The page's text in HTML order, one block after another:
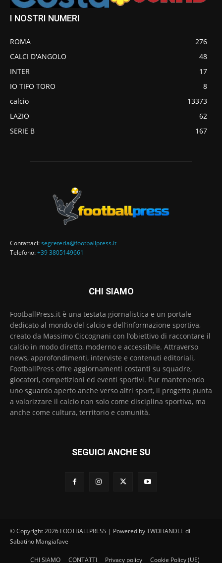
I NOSTRI NUMERI
ROMA
276
CALCI D'ANGOLO
48
INTER
17
IO TIFO TORO
8
calcio
13373
LAZIO
62
SERIE B
167
Contattaci:segreteria@footballpress.it
Telefono:+39 3805149661
CHI SIAMO
FootballPress.it è una testata giornalistica e un portale
dedicato al mondo del calcio e dell’informazione sportiva,
creato da Massimo Ciccognani con l’obiettivo di raccontare il
calcio in modo diretto, moderno e accessibile. Attraverso
news, approfondimenti, interviste e contenuti editoriali,
FootballPress offre aggiornamenti costanti su squadre,
giocatori, competizioni ed eventi sportivi. Pur mantenendo
uno sguardo aperto anche verso altri sport, il progetto punta
a valorizzare il calcio non solo come disciplina sportiva, ma
anche come cultura, territorio e comunità.
SEGUICI ANCHE SU
© Copyright 2026 FOOTBALLPRESS | Powered by TWOHANDLE di
Sabatino Mangiafave
CHI SIAMO CONTATTI Privacy policy Cookie Policy (UE)